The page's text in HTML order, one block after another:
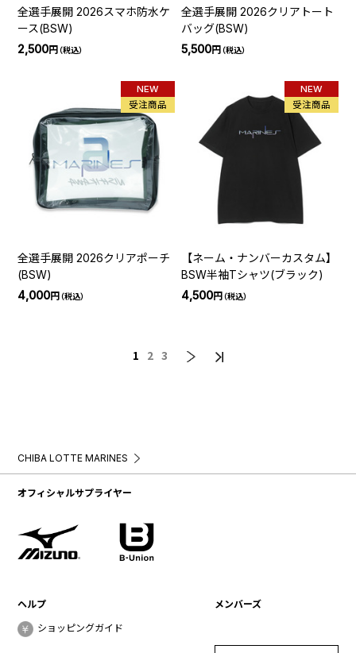
全選手展開 2026スマホ防水ケ
ース(BSW)
2,500円（税込）
全選手展開 2026クリアトート
バッグ(BSW)
5,500円（税込）
NEW
受注商品
全選手展開 2026クリアポーチ
(BSW)
4,000円（税込）
NEW
受注商品
【ネーム・ナンバーカスタム】
BSW半袖Tシャツ(ブラック)
4,500円（税込）
1 2 3
CHIBA LOTTE MARINES
オフィシャルサプライヤー
ヘルプ
ショッピングガイド
メンバーズ